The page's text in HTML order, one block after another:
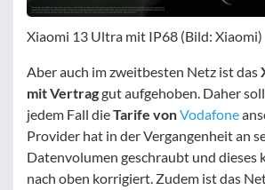
Xiaomi 13 Ultra mit IP68 (Bild: Xiaomi)
Aber auch im zweitbesten Netz ist das
mit Vertraggut aufgehoben. Daher
jedem Fall dieTarife vonVodafone
Provider hat in der Vergangenheit an
Datenvolumen geschraubt und dieses
nach oben korrigiert. Zudem ist das